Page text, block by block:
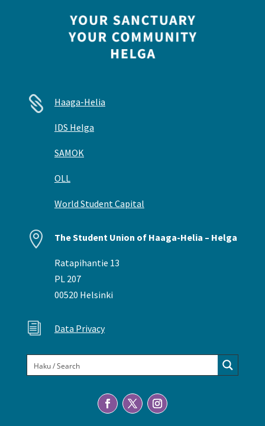
 Haaga-Helia
IDS Helga
SAMOK
OLL
World Student Capital
 The Student Union of Haaga-Helia – Helga
Ratapihantie 13
PL 207
00520 Helsinki
i Data Privacy